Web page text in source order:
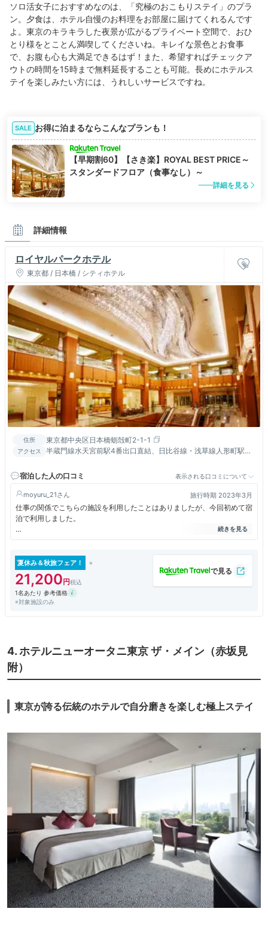
ソロ活女子におすすめなのは、「究極のおこもりステイ」のプラ
ン。夕食は、ホテル自慢のお料理をお部屋に届けてくれるんです
よ。東京のキラキラした夜景が広がるプライベート空間で、おひ
とり様をとことん満喫してくださいね。キレイな景色とお食事
で、お腹も心も大満足できるはず！また、希望すればチェックア
ウトの時間を15時まで無料延長することも可能。長めにホテルス
テイを楽しみたい方には、うれしいサービスですね。
SALE お得に泊まるならこんなプランも！
【早期割60】【さき楽】ROYAL BEST PRICE～
スタンダードフロア（食事なし）～
詳細を見る
詳細情報
ロイヤルパークホテル
東京都 / 日本橋 / シティホテル
住所 東京都中央区日本橋蛎殻町2-1-1
アクセス
半蔵門線水天宮前駅4番出口直結、日比谷線・浅草線人形町駅よ
宿泊した人の口コミ
表示される口コミについて
moyuru_21 旅行時期 2023年3月
仕事の関係でこちらの施設を利用したことはありましたが、今回初めて宿
泊で利用しました。
エグゼクティブフロアが利用できる17階のデラックスツインで近くに遮
ホテル自体は歴史があり多少の古さを感じるところはありますが、落ち着
いた質の高い雰囲気があります。
客室は独特のレイアウトで他のホテルで言うところのジュニアスイート並
みに広く、設備・備品類も上質でゆったり寛げることが出来ました。
一方、デラックスの名に対してバスユニットが狭くて少し残念。
シャワーブースや洗い場が欲しかったけど仕方ないですね。
設備を追加することで古さを感じさせない工夫がされていましたが、
USBタイプの充電口があると嬉しかったです。
そして、楽しみのエグゼクティブラウンジ。
こちらのラウンジはゆったりした空間で、外を眺めるようにテーブルが配
テーブルの下にごみ箱が置いてあるのは初めて。
空いたグラスやお皿も適当なタイミングで下げてくれるのでビニール手袋
も回収してくれますが、使い終わった手袋の処理にとても便利でした。
コロナ禍のなか、いろいろ工夫されていることを感じました。
チェックアウトを12時にすると翌日のティータイムを楽しめるので、し
っかり利用しました。
ティータイムではArt of Teaとスコーン用にクロテッドクリームが用意さ
れているのは珍しいのでは。
さらに、ティータイムや朝食でもスパークリングワインや生ビールが飲め
ること。
カクテルタイムにはポメリーのシャンパンも頂けて素晴らしい。
宿泊した日は、たまたま花粉症の症状がきつくて、あまり飲めずに残念で
したが、こういったサービスは是非、これからも続けて欲しいです。
夏休み＆秋旅フェア！
21,200
1名あたり 参考価格
※対象施設のみ
4. ホテルニューオータニ東京 ザ・メイン（赤坂見
附）
東京が誇る伝統のホテルで自分磨きを楽しむ極上ステイ